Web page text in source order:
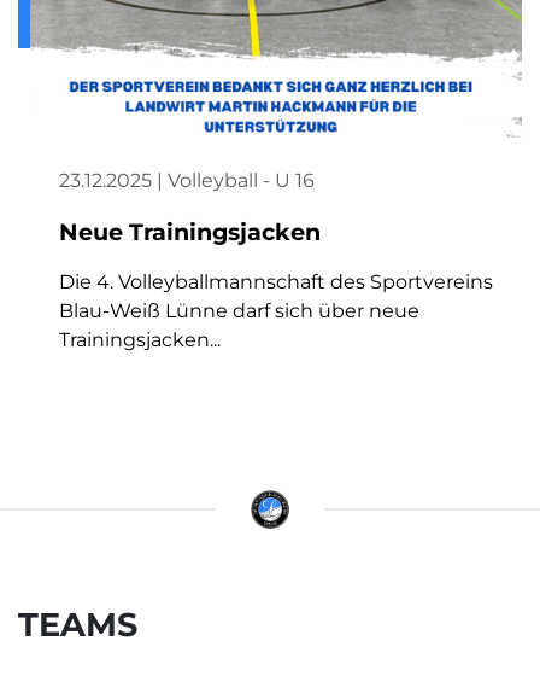
23.12.2025 | Volleyball - U 16
Neue Trainingsjacken
Die 4. Volleyballmannschaft des Sportvereins
Blau-Weiß Lünne darf sich über neue
Trainingsjacken...
TEAMS